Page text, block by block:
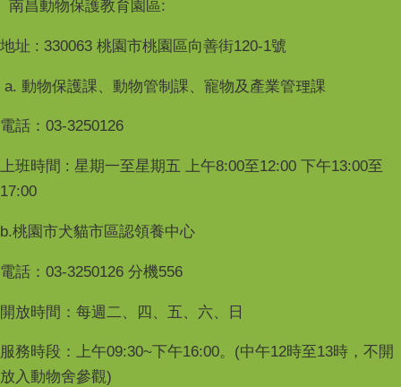
南昌動物保護教育園區:
地址 : 330063 桃園市桃園區向善街120-1號
a. 動物保護課、動物管制課、寵物及產業管理課
電話：03-3250126
上班時間 : 星期一至星期五 上午8:00至12:00 下午13:00至
17:00
b.桃園市犬貓市區認領養中心
電話：03-3250126 分機556
開放時間：每週二、四、五、六、日
服務時段：上午09:30~下午16:00。(中午12時至13時，不開
放入動物舍參觀)